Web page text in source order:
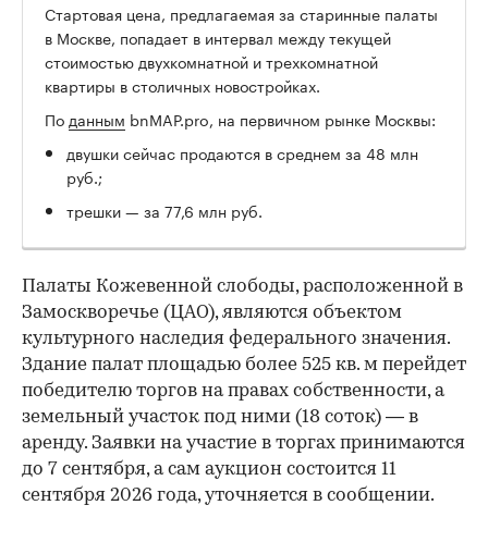
Стартовая цена, предлагаемая за старинные палаты
в Москве, попадает в интервал между текущей
стоимостью двухкомнатной и трехкомнатной
квартиры в столичных новостройках.
По данным bnMAP.pro, на первичном рынке Москвы:
двушки сейчас продаются в среднем за 48 млн
руб.;
трешки — за 77,6 млн руб.
Палаты Кожевенной слободы, расположенной в
Замоскворечье (ЦАО), являются объектом
культурного наследия федерального значения.
Здание палат площадью более 525 кв. м перейдет
победителю торгов на правах собственности, а
земельный участок под ними (18 соток) — в
аренду. Заявки на участие в торгах принимаются
до 7 сентября, а сам аукцион состоится 11
сентября 2026 года, уточняется в сообщении.